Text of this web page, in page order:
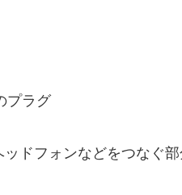
プラグ
ドフォンなどをつなぐ